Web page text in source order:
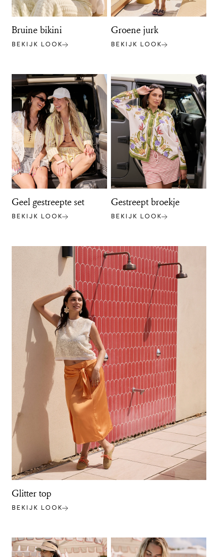
Bruine bikini
BEKIJK LOOK
Groene jurk
BEKIJK LOOK
Geel gestreepte set
BEKIJK LOOK
Gestreept broekje
BEKIJK LOOK
Glitter top
BEKIJK LOOK